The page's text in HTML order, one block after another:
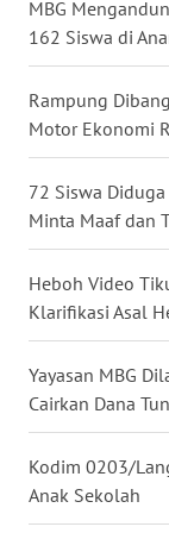
MBG
162 Siswa di
Rampung
Motor Ekonomi
72 Siswa
Minta Maaf dan
Heboh Video
Klarifikasi Asal
Yayasan MBG
Cairkan Dana
Kodim 0203/
Anak Sekolah
WN
WN
WN
BENGKULU
WN
LAMPUNG
WN
JATENG